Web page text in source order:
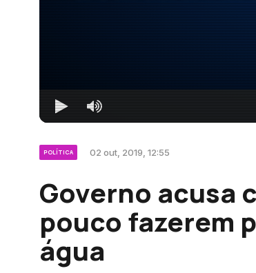
POLÍTICA 02 out, 2019, 12:55
Governo acusa
pouco fazerem
água